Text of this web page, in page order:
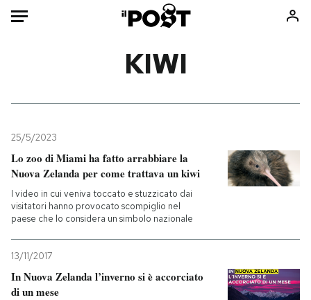
Mondo
Politica
Tecnologia
Internet
Scienza
Economia
Sport
Consumismi
Storie/Idee
Ok Boomer!
Media
Mondiali calcio 2026
KIWI
25/5/2023
Lo zoo di Miami ha fatto arrabbiare la
Nuova Zelanda per come trattava un kiwi
I video in cui veniva toccato e stuzzicato dai
visitatori hanno provocato scompiglio nel
paese che lo considera un simbolo nazionale
13/11/2017
In Nuova Zelanda l’inverno si è accorciato
di un mese